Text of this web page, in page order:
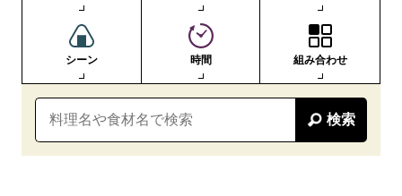
シーン 時間 組み合わせ
検索